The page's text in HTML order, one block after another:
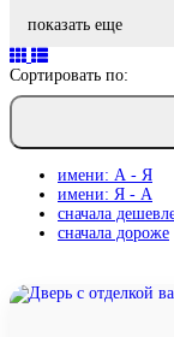
показать еще
Сортировать по:
имени: А - Я
имени: Я - А
сначала
сначала дороже